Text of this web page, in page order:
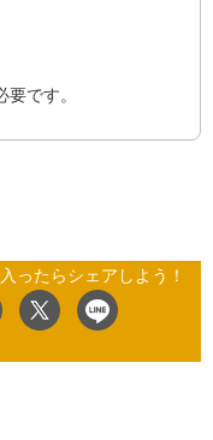
要です。
ったらシェアしよう！